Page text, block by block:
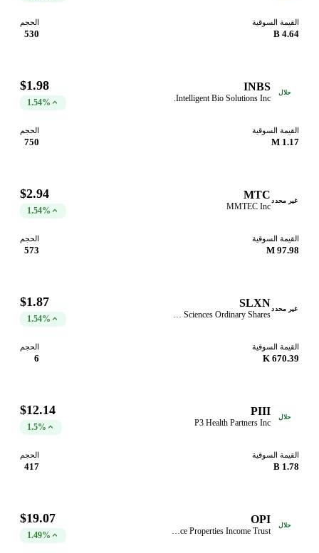
القيمة السوقية
4.64 B
الحجم
530
حلال INBS
Intelligent Bio Solutions Inc.
$1.98
1.54%
القيمة السوقية
1.17 M
الحجم
750
غير محدد MTC
MMTEC Inc
$2.94
1.54%
القيمة السوقية
97.98 M
الحجم
573
غير محدد SLXN
Biomotion Sciences Ordinary Shares
$1.87
1.54%
القيمة السوقية
670.39 K
الحجم
6
حلال PIII
P3 Health Partners Inc
$12.14
1.5%
القيمة السوقية
1.78 B
الحجم
417
حلال OPI
Office Properties Income Trust
$19.07
1.49%